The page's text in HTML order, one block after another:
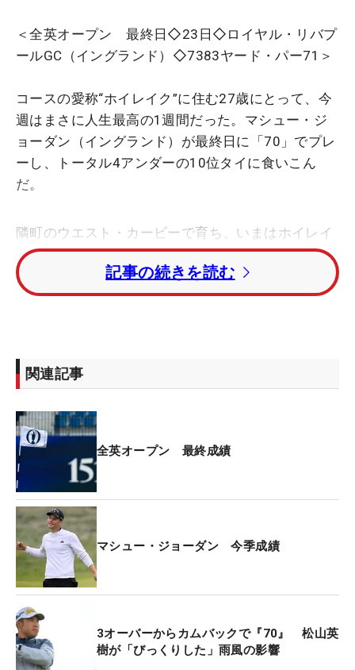
＜全英オープン 最終日◇23日◇ロイヤル・リバプ
ールGC（イングランド）◇7383ヤード・パー71＞
コースの愛称“ホイレイク”に住む27歳にとって、今
週はまさに人生最高の1週間だった。マシュー・ジ
ョーダン（イングランド）が最終日に「70」でプレ
ーし、トータル4アンダーの10位タイに食いこん
だ。
隣町のウエスト・カービーで育ち、いまはホイレイ
ク在住。ロイヤル・リバプールGCは家族で“3代
目”となる会員で、主戦場とするDPワールド（欧
州）ツアーの試合に出場しないときにはメインの練
全英には“聖地”セント・アンドリュースでの昨年大
また一味も二味も違う。39年ぶりに同コースで全英
が行われてタイガー・ウッズ（米国）が制した2006
年大会に訪れ、当時18歳だった14年大会ではロープ
内を歩くことを夢見る青年へと成長していた。そし
て、それから9年が経ち、予選会を突破してその夢
を叶えただけでなく、週末にも進んだ。
スポットライトを浴び続けた1週間だった。「プレ
ッシャーがかかるような最高の大会では、かなりい
いプレーができるんだ。でも今回は、あらゆるもの
からのプレッシャーで、まったく新しい経験だっ
た」。地元からの期待は大きく、もちろん緊張もあ
記事の続きを読む
関連記事
全英オープン 最終成績
マシュー・ジョーダン 今季成績
3オーバーからカムバックで『70』 松山英
樹が「びっくりした」雨風の影響